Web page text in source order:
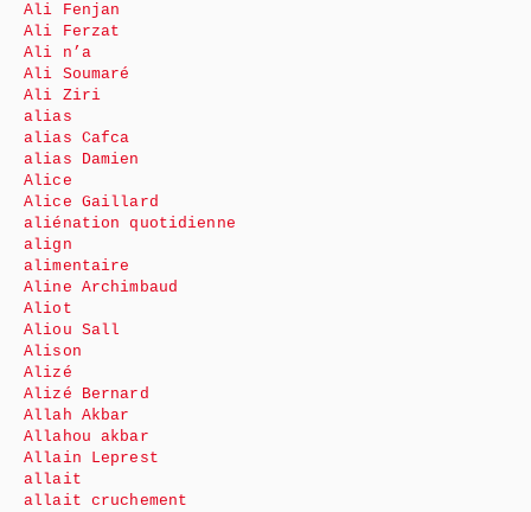
Ali Fenjan
Ali Ferzat
Ali n’a
Ali Soumaré
Ali Ziri
alias
alias Cafca
alias Damien
Alice
Alice Gaillard
aliénation quotidienne
align
alimentaire
Aline Archimbaud
Aliot
Aliou Sall
Alison
Alizé
Alizé Bernard
Allah Akbar
Allahou akbar
Allain Leprest
allait
allait cruchement